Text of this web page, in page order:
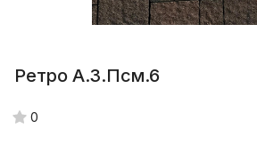
Ретро А.3.Псм.6
0